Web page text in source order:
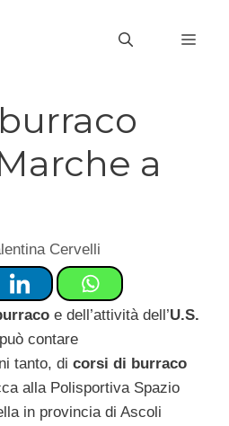
a
Cervelli
e dell’attività dell’U.S.
contare
tanto, di corsi di burraco
alla Polisportiva Spazio
in provincia di Ascoli